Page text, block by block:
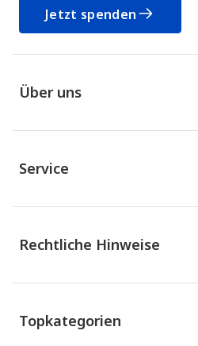
Jetzt spenden
Über uns
Service
Rechtliche Hinweise
Topkategorien